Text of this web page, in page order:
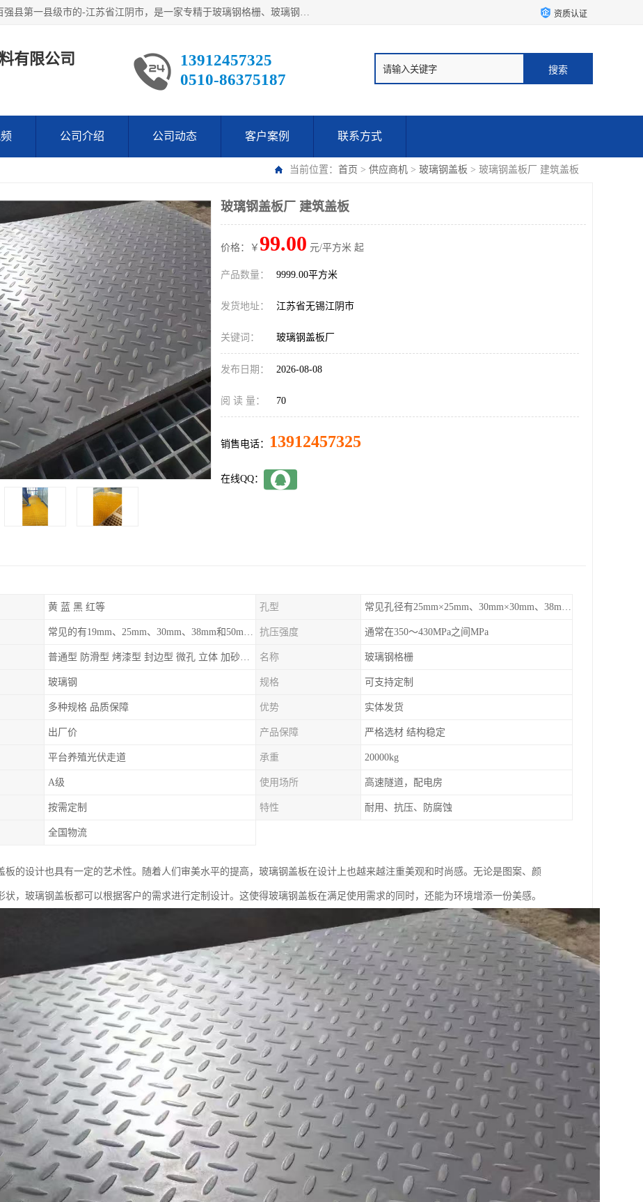
江阴市翔鼎复合材料有限公司,位于美丽富饶的中国经济百强县第一县级市的-江苏省江阴市，是一家专精于玻璃钢格栅、玻璃钢新材料,镀锌钢格板，机械设备生产制造及研发的科技型企业；公司产品已销往了世界多个国家和地区，公司人决心加倍努力愿与广大社会同仁精诚合作共创辉煌！ 资质认证
有限公司
13912457325
0510-86375187
公司介绍 公司动态 客户案例 联系方式
当前位置： 首页 > 供应商机 > 玻璃钢盖板 > 玻璃钢盖板厂 建筑盖板
玻璃钢盖板厂 建筑盖板
价格：￥ 99.00 元/平方米 起
产品数量： 9999.00平方米
发货地址： 江苏省无锡江阴市
关键词： 玻璃钢盖板厂
发布日期： 2026-08-08
阅 读 量： 70
销售电话： 13912457325
在线QQ：
黄 蓝 黑 红等 孔型 常见孔径有25mm×25mm、30mm×30mm、38mm×38mm等,
常见的有19mm、25mm、30mm、38mm和50mm等 抗压强度 通常在350～430MPa之间MPa
普通型 防滑型 ‌烤漆型 封边型 ‌微孔 立体 加砂覆面型 平面型 名称 玻璃钢格栅
玻璃钢 规格 可支持定制
多种规格 品质保障 优势 实体发货
出厂价 产品保障 严格选材 结构稳定
平台养殖光伏走道 承重 20000kg
A级 使用场所 高速隧道，配电房
按需定制 特性 耐用、抗压、防腐蚀
全国物流
板的设计也具有一定的艺术性。随着人们审美水平的提高，玻璃钢盖板在设计上也越来越注重美观和时尚感。无论是图案、颜
状，玻璃钢盖板都可以根据客户的需求进行定制设计。这使得玻璃钢盖板在满足使用需求的同时，还能为环境增添一份美感。